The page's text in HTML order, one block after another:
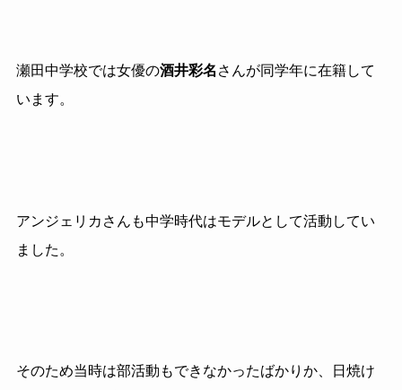
瀬田中学校では女優の酒井彩名 さんが同学年に在籍して
います。
アンジェリカさんも中学時代はモデルとして活動してい
ました。
そのため当時は部活動もできなかったばかりか、日焼け